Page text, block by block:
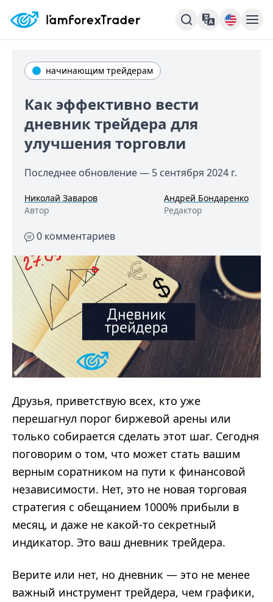
начинающим трейдерам
Как эффективно вести
дневник трейдера для
улучшения торговли
Последнее обновление — 5 сентября 2024 г.
Николай Заваров
Автор
Андрей Бондаренко
Редактор
0 комментариев
Друзья, приветствую всех, кто уже
перешагнул порог биржевой арены или
только собирается сделать этот шаг. Сегодня
поговорим о том, что может стать вашим
верным соратником на пути к финансовой
независимости. Нет, это не новая торговая
стратегия с обещанием 1000% прибыли в
месяц, и даже не какой-то секретный
индикатор. Это ваш дневник трейдера.
Верите или нет, но дневник — это не менее
важный инструмент трейдера, чем графики,